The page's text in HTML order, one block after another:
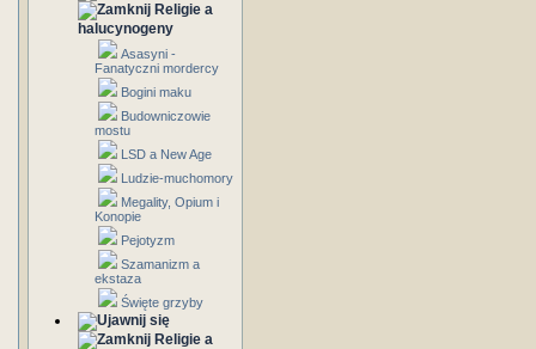
Religie a
halucynogeny
Asasyni -
Fanatyczni mordercy
Bogini maku
Budowniczowie
mostu
LSD a New Age
Ludzie-muchomory
Megality, Opium i
Konopie
Pejotyzm
Szamanizm a
ekstaza
Święte grzyby
Religie a